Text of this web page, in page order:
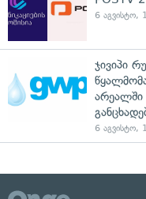
6 აგვისტო,
ჯივიპი
არეალში
6 აგვისტო,